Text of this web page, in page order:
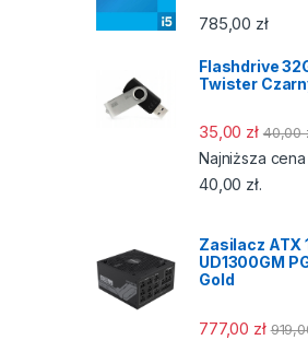
785,00 zł
Flashdrive
Twister
35,00 zł 40,00
Najniższa
40,00 zł.
Zasilacz ATX
UD1300GM
Gold
777,00 zł